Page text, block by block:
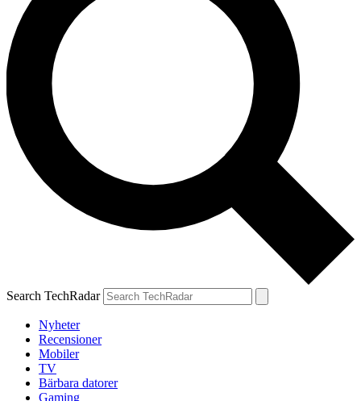
Search TechRadar
Nyheter
Recensioner
Mobiler
TV
Bärbara datorer
Gaming